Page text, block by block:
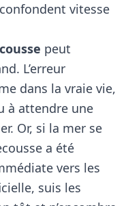
vitesse
peut
L’erreur
dans la vraie vie,
à attendre une
Or, si la mer se
a été
vers les
suis les